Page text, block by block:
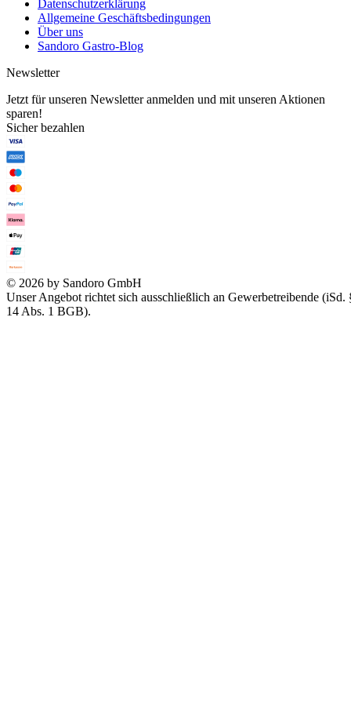
Datenschutzerklärung
Allgemeine Geschäftsbedingungen
Über uns
Sandoro Gastro-Blog
Newsletter
Jetzt für unseren Newsletter anmelden und mit unseren Aktionen
sparen!
Sicher bezahlen
© 2026 by Sandoro GmbH
Unser Angebot richtet sich ausschließlich an Gewerbetreibende (iSd.
14 Abs. 1 BGB).